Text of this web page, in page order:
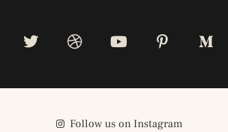
Follow us on Instagram